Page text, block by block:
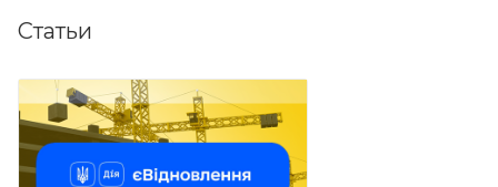
Статьи